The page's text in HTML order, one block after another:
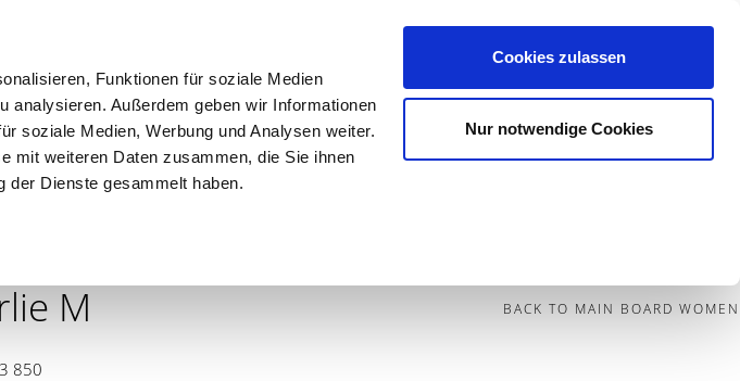
Funktionen für soziale Medien
analysieren. Außerdem geben wir Informationen
soziale Medien, Werbung und Analysen weiter.
mit weiteren Daten zusammen, die Sie ihnen
der Dienste gesammelt haben.
Cookies zulassen
Nur notwendige Cookies
Contact
M BACK TO MAIN BOARD WOMEN
3 850